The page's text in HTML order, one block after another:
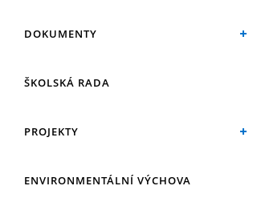
DOKUMENTY
ŠKOLSKÁ RADA
PROJEKTY
ENVIRONMENTÁLNÍ VÝCHOVA